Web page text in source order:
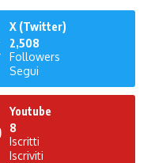
X (Twitter)
2,508
Followers
Segui
Youtube
8
Iscritti
Iscriviti